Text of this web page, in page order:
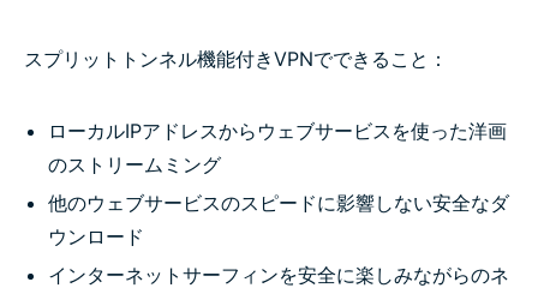
How to enable VPN split tunneling on ExpressVPN
Devices and platforms that support split tunneling
スプリットトンネル機能付きVPNでできること：
ローカルIPアドレスからウェブサービスを使った洋画
のストリームミング
他のウェブサービスのスピードに影響しない安全なダ
ウンロード
インターネットサーフィンを安全に楽しみながらのネ